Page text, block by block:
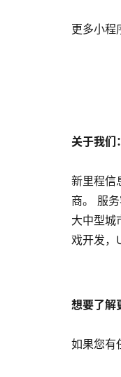
更多小程
关于我们：
新里程信
商。 服
大中型城
戏开发，
想要了解
如果您有